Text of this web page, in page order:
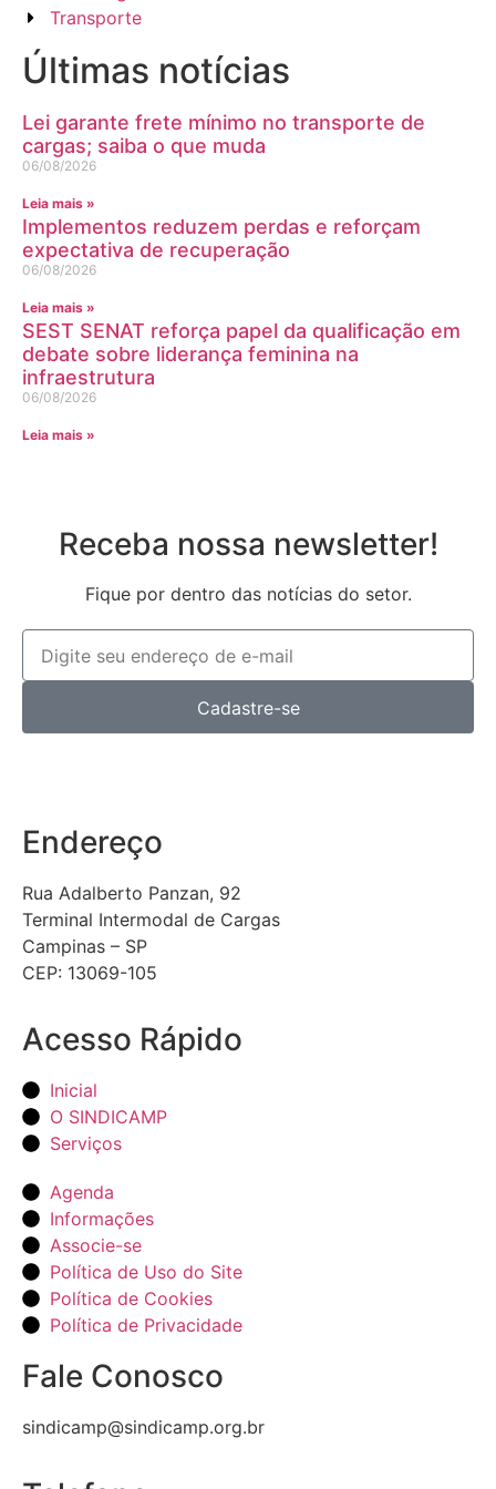
Transporte
Últimas notícias
Lei garante frete mínimo no transporte de
cargas; saiba o que muda
06/08/2026
Leia mais »
Implementos reduzem perdas e reforçam
expectativa de recuperação
06/08/2026
Leia mais »
SEST SENAT reforça papel da qualificação em
debate sobre liderança feminina na
infraestrutura
06/08/2026
Leia mais »
Receba nossa newsletter!
Fique por dentro das notícias do setor.
Cadastre-se
Endereço
Rua Adalberto Panzan, 92
Terminal Intermodal de Cargas
Campinas – SP
CEP: 13069-105
Acesso Rápido
Inicial
O SINDICAMP
Serviços
Agenda
Informações
Associe-se
Política de Uso do Site
Política de Cookies
Política de Privacidade
Fale Conosco
sindicamp@sindicamp.org.br